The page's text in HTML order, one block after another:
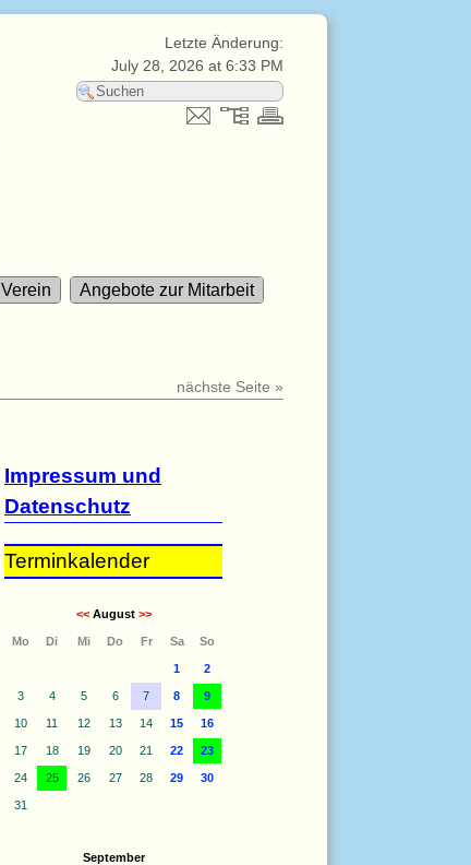
Letzte Änderung:
July 28, 2026 at 6:33 PM
Verein Angebote zur Mitarbeit
nächste Seite »
Impressum und
Datenschutz
Terminkalender
<<August >>
Mo Di Mi Do Fr Sa So
1 2
3 4 5 6 7 8 9
10 11 12 13 14 15 16
17 18 19 20 21 22 23
24 25 26 27 28 29 30
31
September